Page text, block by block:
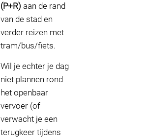
(P+R) aan de rand
van de stad en
verder reizen met
tram/bus/fiets.
Wil je echter je dag
niet plannen rond
het openbaar
vervoer (of
verwacht je een
terugkeer tijdens